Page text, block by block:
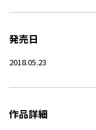
発売日
2018.05.23
作品詳細